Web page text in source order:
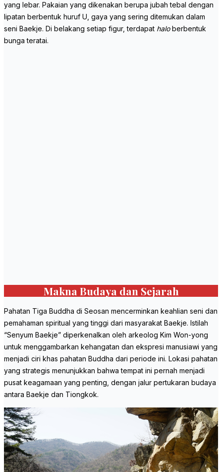
yang lebar. Pakaian yang dikenakan berupa jubah tebal dengan
lipatan berbentuk huruf U, gaya yang sering ditemukan dalam
seni Baekje. Di belakang setiap figur, terdapat haloberbentuk
bunga teratai.
Makna Budaya dan Sejarah
Pahatan Tiga Buddha di Seosan mencerminkan keahlian seni dan
pemahaman spiritual yang tinggi dari masyarakat Baekje. Istilah
“Senyum Baekje” diperkenalkan oleh arkeolog Kim Won-yong
untuk menggambarkan kehangatan dan ekspresi manusiawi yang
menjadi ciri khas pahatan Buddha dari periode ini. Lokasi pahatan
yang strategis menunjukkan bahwa tempat ini pernah menjadi
pusat keagamaan yang penting, dengan jalur pertukaran budaya
antara Baekje dan Tiongkok.